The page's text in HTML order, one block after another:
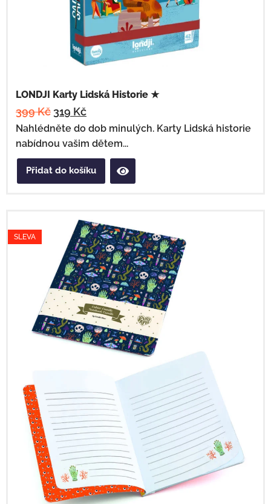
LONDJI Karty Lidská Historie ★
399Kč 319 Kč
Nahlédněte do dob minulých. Karty Lidská historie
nabídnou vašim dětem...
Přidat do košíku
SLEVA